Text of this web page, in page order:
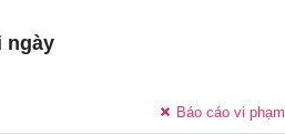
ngày
Báo cáo vi phạm